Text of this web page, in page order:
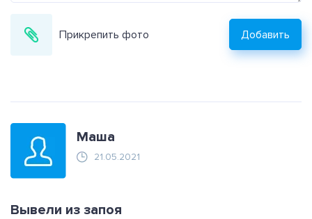
Прикрепить фото Добавить
Маша
21.05.2021
Вывели из запоя